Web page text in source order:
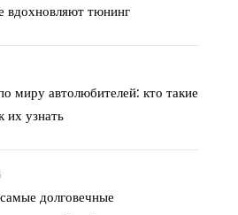
вдохновляют тюнинг
миру автолюбителей: кто такие
их узнать
долговечные